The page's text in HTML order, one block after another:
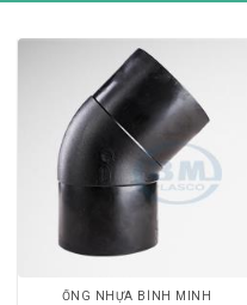
ỐNG NHỰA BÌNH MINH